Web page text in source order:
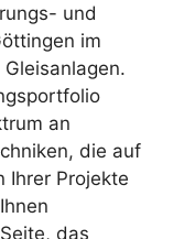
und
im
an
die auf
Ihrer Projekte
das